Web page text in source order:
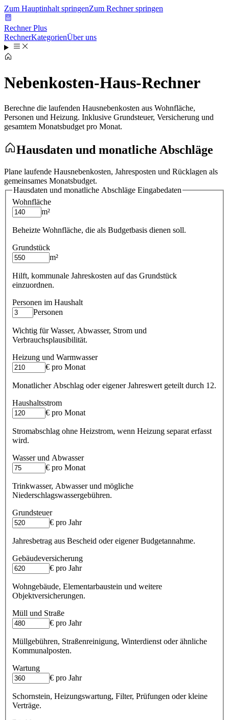
Zum Hauptinhalt springenZum Rechner springen
Rechner Plus
RechnerKategorienÜber uns
Nebenkosten-Haus-Rechner
Berechne die laufenden Hausnebenkosten aus Wohnfläche,
Personen und Heizung. Inklusive Grundsteuer, Versicherung und
gesamtem Monatsbudget pro Monat.
Hausdaten und monatliche Abschläge
Plane laufende Hausnebenkosten, Jahresposten und Rücklagen als
gemeinsames Monatsbudget.
Hausdaten und monatliche Abschläge Eingabedaten
Wohnfläche
m²
Beheizte Wohnfläche, die als Budgetbasis dienen soll.
Grundstück
m²
Hilft, kommunale Jahreskosten auf das Grundstück
einzuordnen.
Personen im Haushalt
Personen
Wichtig für Wasser, Abwasser, Strom und
Verbrauchsplausibilität.
Heizung und Warmwasser
€ pro Monat
Monatlicher Abschlag oder eigener Jahreswert geteilt durch 12.
Haushaltsstrom
€ pro Monat
Stromabschlag ohne Heizstrom, wenn Heizung separat erfasst
wird.
Wasser und Abwasser
€ pro Monat
Trinkwasser, Abwasser und mögliche
Niederschlagswassergebühren.
Grundsteuer
€ pro Jahr
Jahresbetrag aus Bescheid oder eigener Budgetannahme.
Gebäudeversicherung
€ pro Jahr
Wohngebäude, Elementarbaustein und weitere
Objektversicherungen.
Müll und Straße
€ pro Jahr
Müllgebühren, Straßenreinigung, Winterdienst oder ähnliche
Kommunalposten.
Wartung
€ pro Jahr
Schornstein, Heizungswartung, Filter, Prüfungen oder kleine
Verträge.